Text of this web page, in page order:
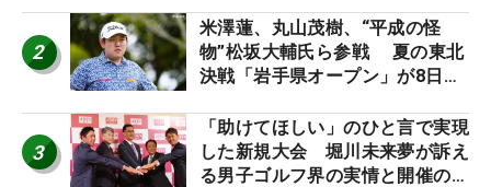
ーのヒトネタ！】
2
米澤蓮、丸山茂樹、“平成の怪
物”松坂大輔氏ら参戦 夏の東北
決戦「岩手県オープン」が8日開
3
「助けてほしい」のひと言で実現
した新規大会 堀川未来夢が訴え
る男子ゴルフ界の実情と開催の舞